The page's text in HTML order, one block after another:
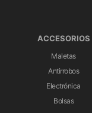
ACCESORIOS
Maletas
Antirrobos
Electrónica
Bolsas